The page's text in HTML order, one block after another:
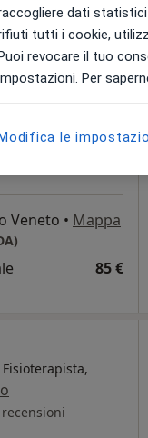
Da
·Altro
Veneto • Mappa
85 €
recensioni
dati
tutti i cookie,
revocare il tuo
Per
le